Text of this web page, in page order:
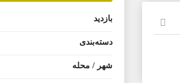
بازدید
دسته‌بندی
شهر / محله